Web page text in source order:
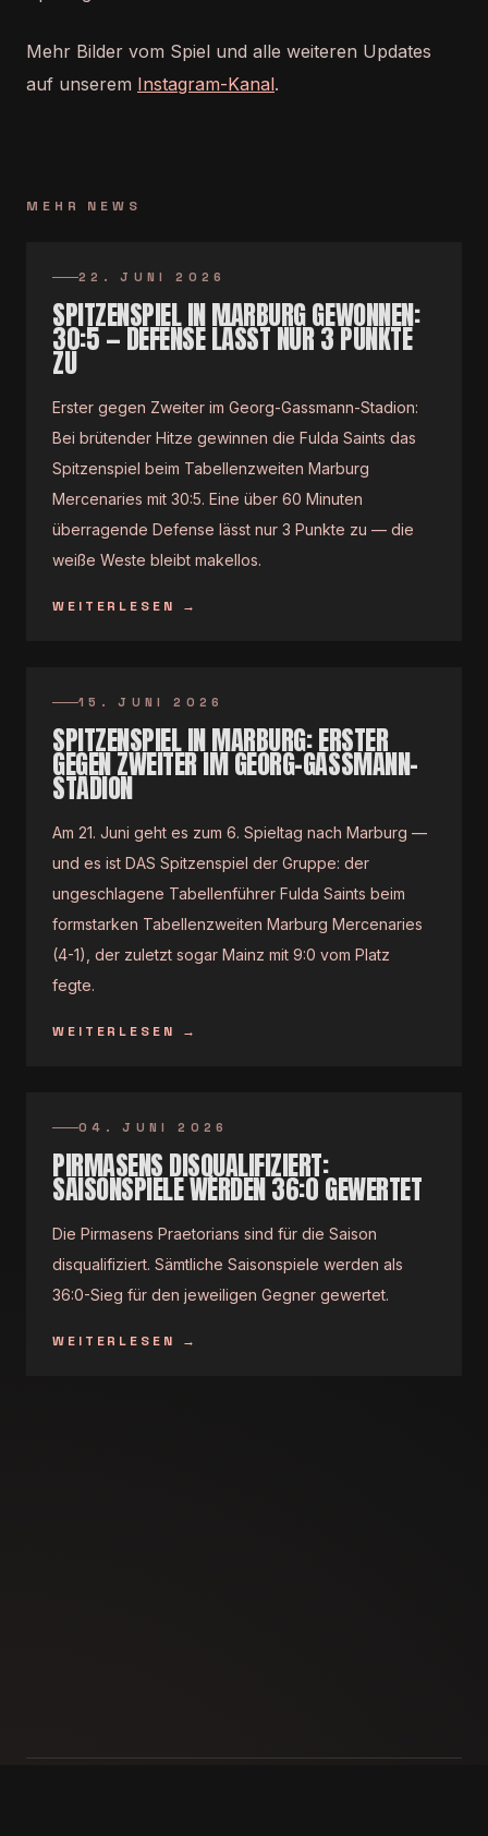
Mehr Bilder vom Spiel und alle weiteren Updates
auf unserem Instagram-Kanal.
MEHR NEWS
22. JUNI 2026
SPITZENSPIEL IN MARBURG GEWONNEN:
30:5 — DEFENSE LÄSST NUR 3 PUNKTE
ZU
Erster gegen Zweiter im Georg-Gassmann-Stadion:
Bei brütender Hitze gewinnen die Fulda Saints das
Spitzenspiel beim Tabellenzweiten Marburg
Mercenaries mit 30:5. Eine über 60 Minuten
überragende Defense lässt nur 3 Punkte zu — die
weiße Weste bleibt makellos.
WEITERLESEN →
15. JUNI 2026
SPITZENSPIEL IN MARBURG: ERSTER
GEGEN ZWEITER IM GEORG-GASSMANN-
STADION
Am 21. Juni geht es zum 6. Spieltag nach Marburg —
und es ist DAS Spitzenspiel der Gruppe: der
ungeschlagene Tabellenführer Fulda Saints beim
formstarken Tabellenzweiten Marburg Mercenaries
(4-1), der zuletzt sogar Mainz mit 9:0 vom Platz
fegte.
WEITERLESEN →
04. JUNI 2026
PIRMASENS DISQUALIFIZIERT:
SAISONSPIELE WERDEN 36:0 GEWERTET
Die Pirmasens Praetorians sind für die Saison
disqualifiziert. Sämtliche Saisonspiele werden als
36:0-Sieg für den jeweiligen Gegner gewertet.
WEITERLESEN →